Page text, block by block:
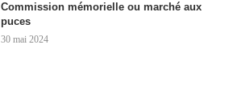
Commission mémorielle ou marché aux
puces
30 mai 2024